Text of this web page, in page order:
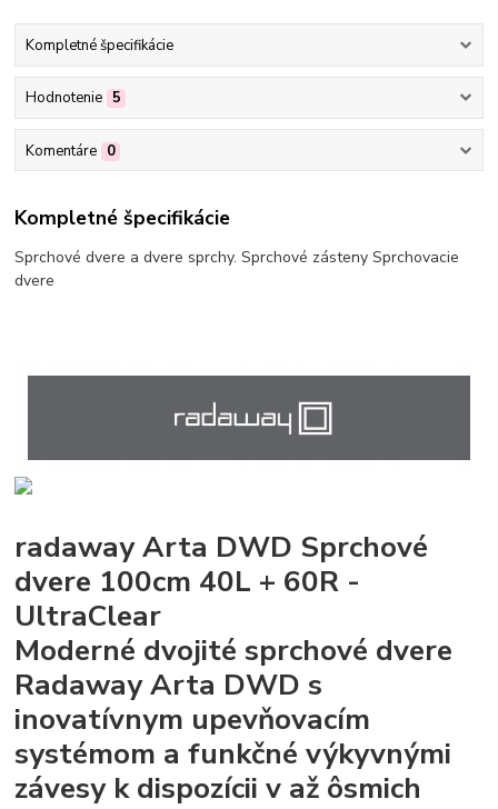
Kompletné špecifikácie
Hodnotenie 5
Komentáre 0
Kompletné špecifikácie
Sprchové dvere a dvere sprchy. Sprchové zásteny Sprchovacie
dvere
radaway Arta DWD Sprchové
dvere 100cm 40L + 60R -
UltraClear
Moderné dvojité sprchové dvere
Radaway Arta DWD s
inovatívnym upevňovacím
systémom a funkčné výkyvnými
závesy k dispozícii v až ôsmich